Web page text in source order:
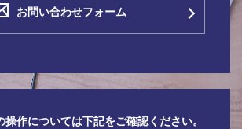
お問い合わせフォーム
操作については下記をご確認ください。